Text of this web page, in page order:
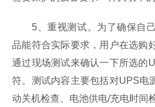
5、重视测试。为了确保自己
品能符合实际要求，用户在选购
通过现场测试来确认一下所选的
符。测试内容主要包括对UPS电
动关机检查、电池供电/充电时间